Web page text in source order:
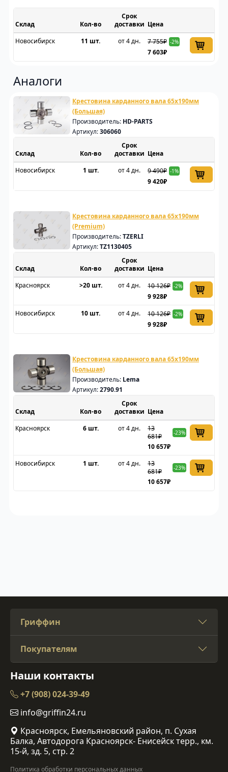
Склад
Срок
доставки Цена
Новосибирск
11 шт. от 4 дн. 7 755₽ -2%
7 603₽
Аналоги
Крестовина карданного вала 65x190мм
(Большая)
Производитель: HD-PARTS
Артикул:306060
Склад
Срок
доставки Цена
Новосибирск
1 шт. от 4 дн. 9 490₽ -1%
9 420₽
Крестовина карданного вала 65x190мм
(Premium)
Производитель:TZERLI
Артикул:TZ1130405
Склад
Срок
доставки Цена
Красноярск
>20 шт. от 4 дн. 10 126₽ -2%
9 928₽
Новосибирск
10 шт. от 4 дн. 10 126₽ -2%
9 928₽
Крестовина карданного вала 65x190мм
(Большая)
Производитель: Lema
Артикул:2790.91
Склад
Срок
доставки Цена
Красноярск
6 шт. от 4 дн.
13
681₽
-23%
10 657₽
Новосибирск
1 шт. от 4 дн.
13
681₽
-23%
10 657₽
Гриффин
Покупателям
Наши контакты
+7 (908) 024-39-49
info@griffin24.ru
Красноярск, Емельяновский район, п. Сухая
Балка, Автодорога Красноярск- Енисейск терр., км.
15-й, зд. 5, стр. 2
Политика обработки персональных данных